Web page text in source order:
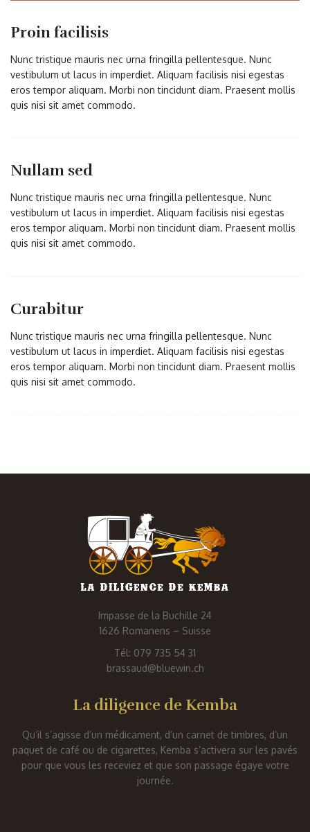
Proin facilisis
Nunc tristique mauris nec urna fringilla pellentesque. Nunc
vestibulum ut lacus in imperdiet. Aliquam facilisis nisi egestas
eros tempor aliquam. Morbi non tincidunt diam. Praesent mollis
quis nisi sit amet commodo.
Nullam sed
Nunc tristique mauris nec urna fringilla pellentesque. Nunc
vestibulum ut lacus in imperdiet. Aliquam facilisis nisi egestas
eros tempor aliquam. Morbi non tincidunt diam. Praesent mollis
quis nisi sit amet commodo.
Curabitur
Nunc tristique mauris nec urna fringilla pellentesque. Nunc
vestibulum ut lacus in imperdiet. Aliquam facilisis nisi egestas
eros tempor aliquam. Morbi non tincidunt diam. Praesent mollis
quis nisi sit amet commodo.
Impasse de la Buchille 24
1626 Romanens – Suisse
Tél: 079 735 54 31
brassaud@bluewin.ch
La diligence de Kemba
Qu’il s’agisse d’un médicament, d’un carnet de timbres, d’un
paquet de café ou de cigarettes, Kemba s’activera sur les pavés
pour que vous les receviez et que son passage égaye votre
journée.